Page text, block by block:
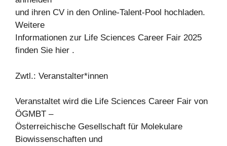
und ihren CV in den Online-Talent-Pool hochladen.
Weitere
Informationen zur Life Sciences Career Fair 2025
finden Sie hier .
Zwtl.: Veranstalter*innen
Veranstaltet wird die Life Sciences Career Fair von
ÖGMBT –
Österreichische Gesellschaft für Molekulare
Biowissenschaften und